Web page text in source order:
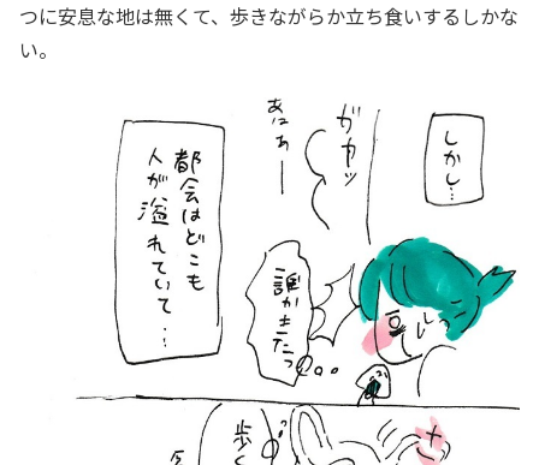
つに安息な地は無くて、歩きながらか立ち食いするしかな
い。